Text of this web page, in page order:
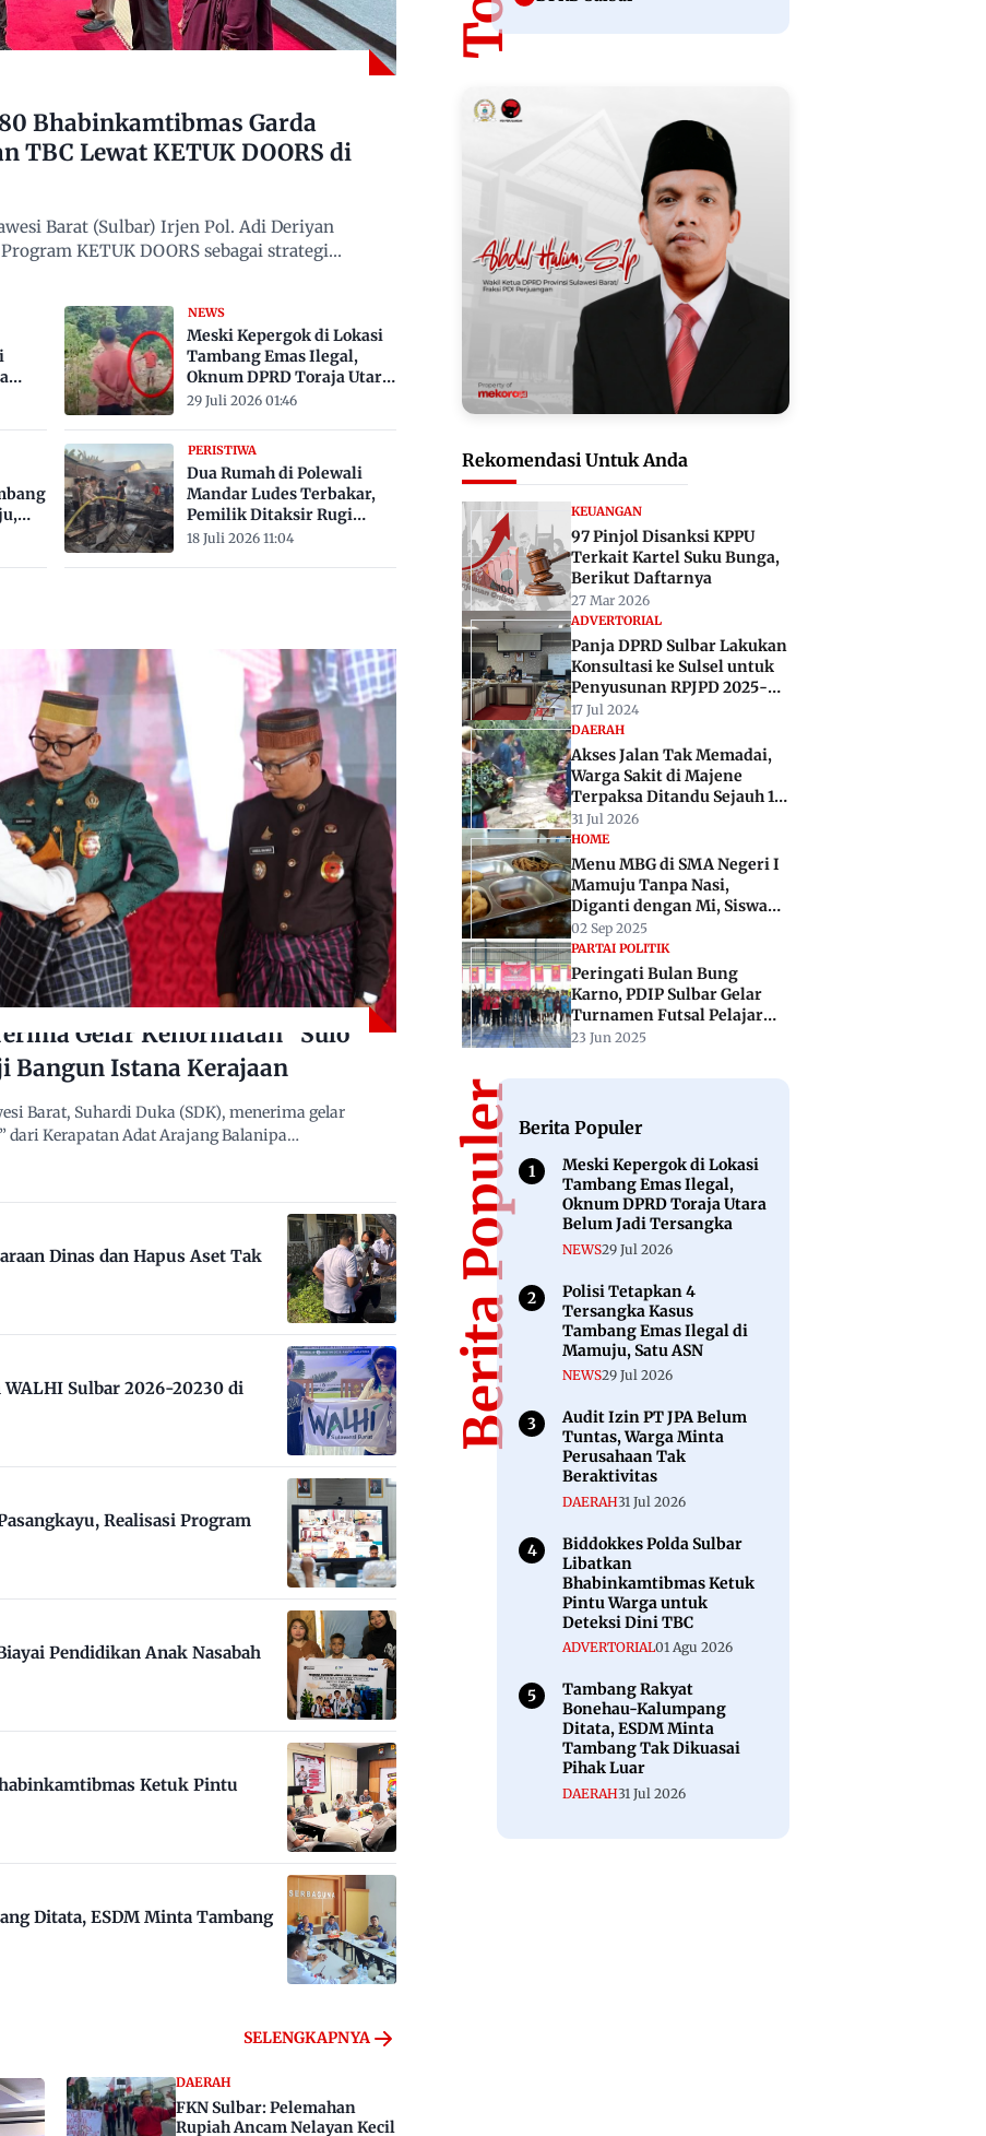
Bhabinkamtibmas Garda
TBC Lewat KETUK DOORS di
Barat (Sulbar) Irjen Pol. Adi Deriyan
KETUK DOORS sebagai strategi
NEWS
Meski Kepergok di Lokasi
Tambang Emas Ilegal,
Oknum DPRD Toraja Utara
Belum Jadi Tersangka
29 Juli 2026 01:46
PERISTIWA
Dua Rumah di Polewali
Mandar Ludes Terbakar,
Pemilik Ditaksir Rugi
Rp200 Juta
18 Juli 2026 11:04
Gelar Kehormatan “Sulo
Bangun Istana Kerajaan
Barat, Suhardi Duka (SDK), menerima gelar
dari Kerapatan Adat Arajang Balanipa…
Dinas dan Hapus Aset Tak
Sulbar 2026-20230 di
Realisasi Program
Pendidikan Anak Nasabah
Ketuk Pintu
Ditata, ESDM Minta Tambang
SELENGKAPNYA
DAERAH
FKN Sulbar: Pelemahan
Rupiah Ancam Nelayan Kecil
Rekomendasi Untuk Anda
KEUANGAN
97 Pinjol Disanksi KPPU
Terkait Kartel Suku Bunga,
Berikut Daftarnya
27 Mar 2026
ADVERTORIAL
Panja DPRD Sulbar Lakukan
Konsultasi ke Sulsel untuk
Penyusunan RPJPD 2025-
2045
17 Jul 2024
DAERAH
Akses Jalan Tak Memadai,
Warga Sakit di Majene
Terpaksa Ditandu Sejauh 10
Kilometer
31 Jul 2026
HOME
Menu MBG di SMA Negeri I
Mamuju Tanpa Nasi,
Diganti dengan Mi, Siswa
Kecewa
02 Sep 2025
PARTAI POLITIK
Peringati Bulan Bung
Karno, PDIP Sulbar Gelar
Turnamen Futsal Pelajar
“Soekarno Cup”
23 Jun 2025
Berita PopulerBerita Populer
Meski Kepergok di Lokasi
Tambang Emas Ilegal,
Oknum DPRD Toraja Utara
Belum Jadi Tersangka
NEWS29 Jul 2026
Polisi Tetapkan 4
Tersangka Kasus
Tambang Emas Ilegal di
Mamuju, Satu ASN
NEWS29 Jul 2026
Audit Izin PT JPA Belum
Tuntas, Warga Minta
Perusahaan Tak
Beraktivitas
DAERAH31 Jul 2026
Biddokkes Polda Sulbar
Libatkan
Bhabinkamtibmas Ketuk
Pintu Warga untuk
Deteksi Dini TBC
ADVERTORIAL01 Agu 2026
Tambang Rakyat
Bonehau-Kalumpang
Ditata, ESDM Minta
Tambang Tak Dikuasai
Pihak Luar
DAERAH31 Jul 2026